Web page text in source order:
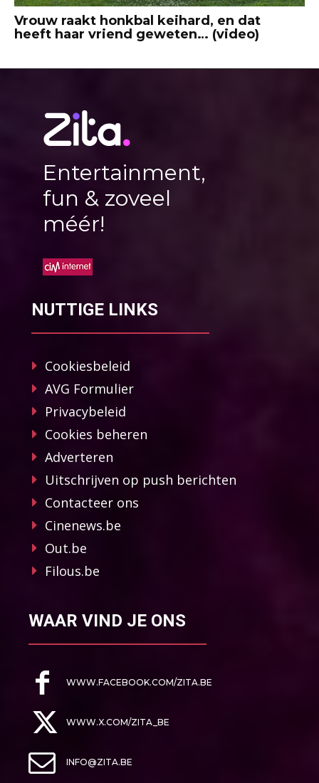
Vrouw raakt honkbal keihard, en dat
heeft haar vriend geweten… (video)
Entertainment,
fun & zoveel
méér!
NUTTIGE LINKS
Cookiesbeleid
AVG Formulier
Privacybeleid
Cookies beheren
Adverteren
Uitschrijven op push berichten
Contacteer ons
Cinenews.be
Out.be
Filous.be
WAAR VIND JE ONS
WWW.FACEBOOK.COM/ZITA.BE
WWW.X.COM/ZITA_BE
INFO@ZITA.BE